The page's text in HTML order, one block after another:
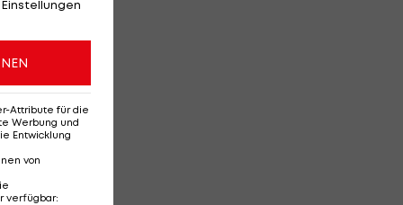
Attribute für die
Werbung und
Entwicklung
von
verfügbar: